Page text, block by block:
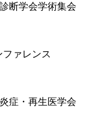
断学会学術集会
ァレンス
症・再生医学会